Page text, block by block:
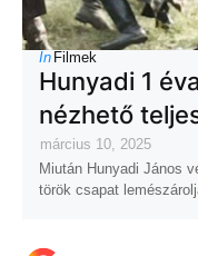
In Filmek
Hunyadi 1
nézhető
március 10, 2025
Miután Hunyadi János
török csapat